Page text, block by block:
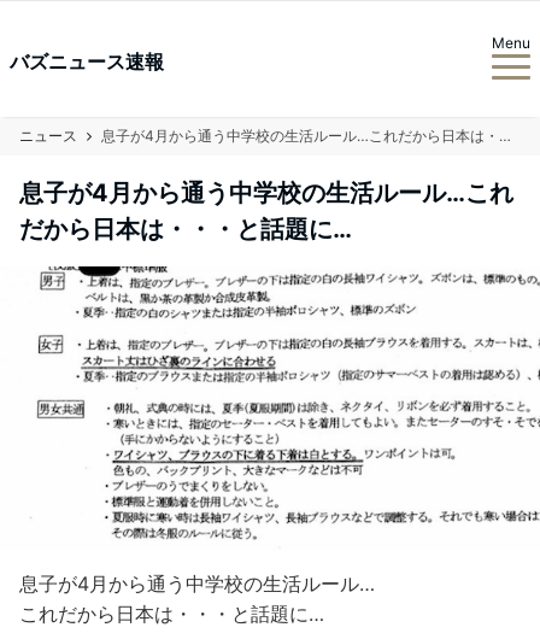
バズニュース速報
Menu
ニュース 息子が4月から通う中学校の生活ルール…これだから日本は・・・と話題に…
息子が4月から通う中学校の生活ルール…これ
だから日本は・・・と話題に…
息子が4月から通う中学校の生活ルール…
これだから日本は・・・と話題に…